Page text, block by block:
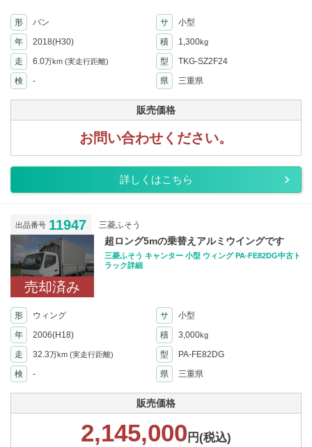
形 バン サ
小型
年
2018(H30) 積 1,300kg
走 6.0万km (実走行距離) 型
TKG-SZ2F24
検
- 県 三重県
販売価格
お問い合わせください。
詳しくはこちら
出品番号 11947 三菱ふそう
売却済み
超ロング5mの乗替えアルミウイングです
三菱ふそう キャンター 小型 ウィング PA-FE82DG中古ト
ラック詳細
形 ウィング サ
小型
年
2006(H18) 積 3,000kg
走 32.3万km (実走行距離) 型
PA-FE82DG
検
- 県 三重県
販売価格
2,145,000 円(税込)